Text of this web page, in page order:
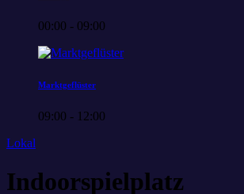
00:00 - 09:00
Marktgeflüster
09:00 - 12:00
Lokal
Indoorspielplatz